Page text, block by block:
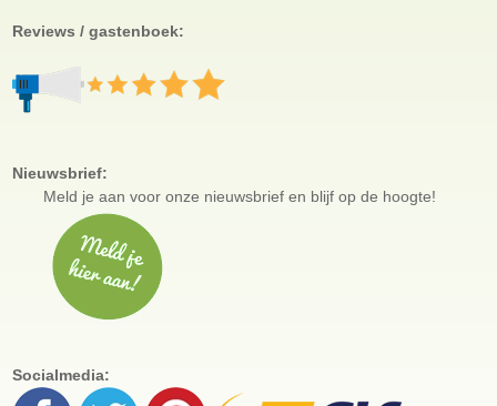
Reviews / gastenboek:
Nieuwsbrief:
Meld je aan vooronze nieuwsbrief en blijf op de hoogte!
Socialmedia: